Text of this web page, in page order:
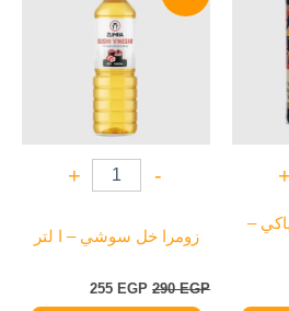
+
–
-
+
زومرا خل سوشي – ا لتر
290EGP
290 EGP.
255 EGP